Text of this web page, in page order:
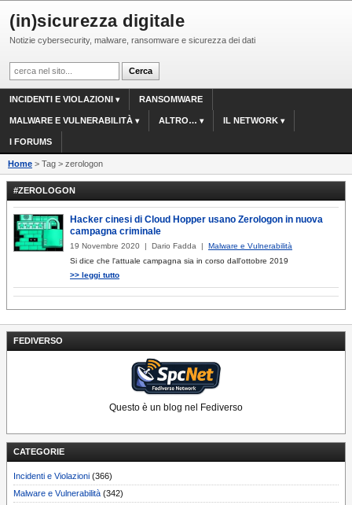
(in)sicurezza digitale
Notizie cybersecurity, malware, ransomware e sicurezza dei dati
INCIDENTI E VIOLAZIONI RANSOMWARE
MALWARE E VULNERABILITÀ ALTRO… IL NETWORK
I FORUMS
Home > Tag > zerologon
FEDIVERSO
Questo è un blog nel Fediverso
CATEGORIE
Incidenti e Violazioni (366)
Malware e Vulnerabilità (342)
#ZEROLOGON
Hacker cinesi di Cloud Hopper usano Zerologon in nuova
campagna criminale
19 Novembre 2020 | Dario Fadda | Malware e Vulnerabilità
Si dice che l'attuale campagna sia in corso dall'ottobre 2019
>> leggi tutto